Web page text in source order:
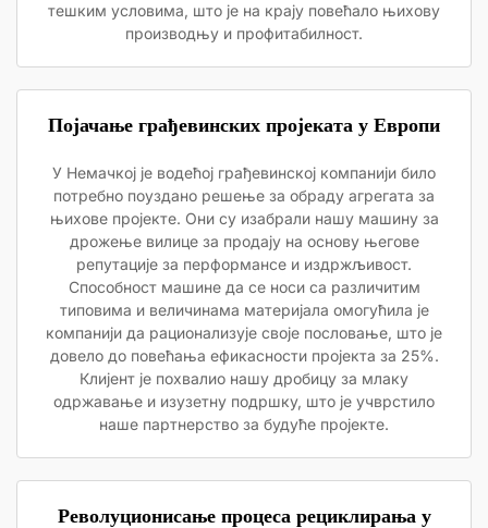
тешким условима, што је на крају повећало њихову
производњу и профитабилност.
Појачање грађевинских пројеката у Европи
У Немачкој је водећој грађевинској компанији било
потребно поуздано решење за обраду агрегата за
њихове пројекте. Они су изабрали нашу машину за
дрожење вилице за продају на основу његове
репутације за перформансе и издржљивост.
Способност машине да се носи са различитим
типовима и величинама материјала омогућила је
компанији да рационализује своје пословање, што је
довело до повећања ефикасности пројекта за 25%.
Клијент је похвалио нашу дробицу за млаку
одржавање и изузетну подршку, што је учврстило
наше партнерство за будуће пројекте.
Револуционисање процеса рециклирања у